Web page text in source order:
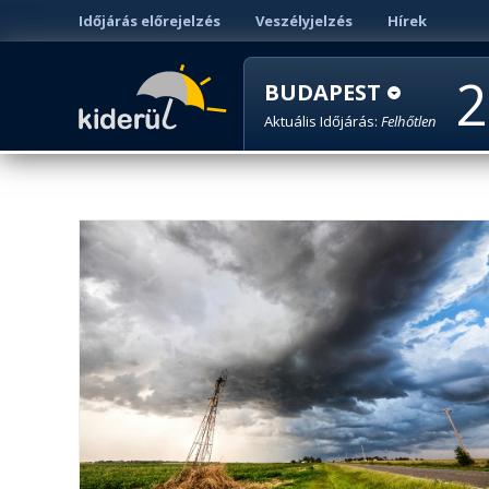
Időjárás előrejelzés Veszélyjelzés Hírek
BUDAPEST
Aktuális Időjárás: Felhőtlen